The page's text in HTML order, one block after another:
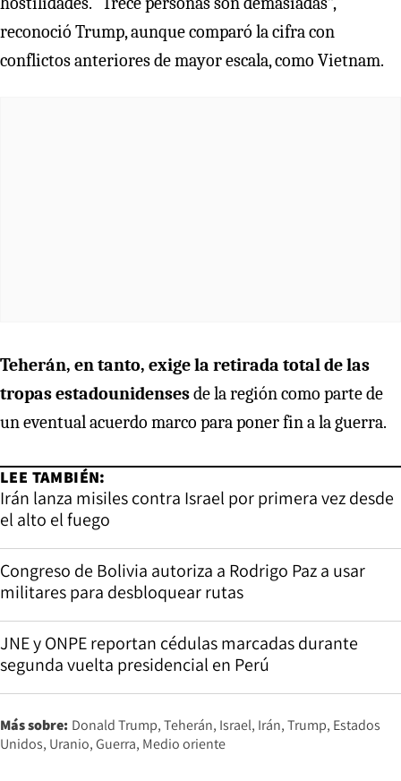
reconoció Trump, aunque comparó la cifra con
conflictos anteriores de mayor escala, como Vietnam.
Teherán, en tanto, exige la retirada total de las
tropas estadounidensesde la región como parte de
un eventual acuerdo marco para poner fin a la guerra.
LEE TAMBIÉN:
Irán lanza misiles contra Israel por primera vez desde
el alto el fuego
Congreso de Bolivia autoriza a Rodrigo Paz a usar
militares para desbloquear rutas
JNE y ONPE reportan cédulas marcadas durante
segunda vuelta presidencial en Perú
Más sobre: Donald Trump Teherán Israel Irán Trump Estados
Unidos Uranio Guerra Medio oriente